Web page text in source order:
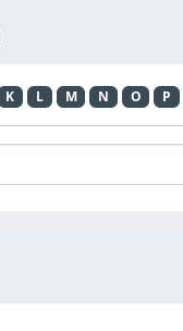
K L M N O P